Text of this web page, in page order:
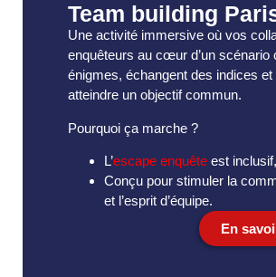
Team building
Une activité immersive où vos
enquêteurs au cœur d’un
énigmes, échangent des indices
atteindre un objectif commun.
Pourquoi ça marche ?
L’escape enquête est
Conçu pour stimuler la
et l’esprit d’équipe.
En